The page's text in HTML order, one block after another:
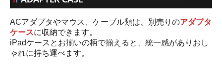
ACアダプタやマウス、ケーブル類は、別売りのアダプタ
ケースに収納できます。
iPadケースとお揃いの柄で揃えると、統一感がありおし
ゃれに持ち運べます。